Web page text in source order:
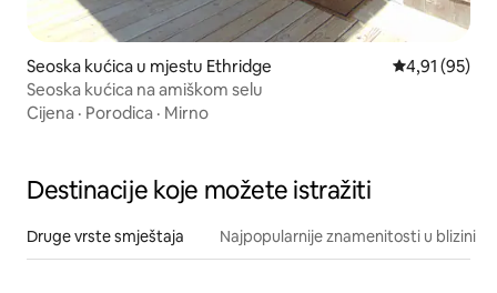
Seoska kućica u mjestu Ethridge Prosječna
4,91 (95)
Seoska kućica na amiškom selu
Cijena · Porodica · Mirno
Destinacije koje možete istražiti
Druge vrste smještaja Najpopularnije znamenitosti u blizini